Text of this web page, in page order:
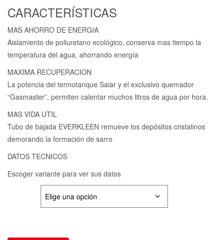
CARACTERÍSTICAS
MAS AHORRO DE ENERGIA
Aislamiento de poliuretano ecológico, conserva mas tiempo la
temperatura del agua, ahorrando energía
MAXIMA RECUPERACION
La potencia del termotanque Saiar y el exclusivo quemador
“Gasmaster”, permiten calentar muchos litros de agua por hora.
MAS VIDA UTIL
Tubo de bajada EVERKLEEN remueve los depósitos cristalinos
demorando la formación de sarro
DATOS TECNICOS
Escoger variante para ver sus datos